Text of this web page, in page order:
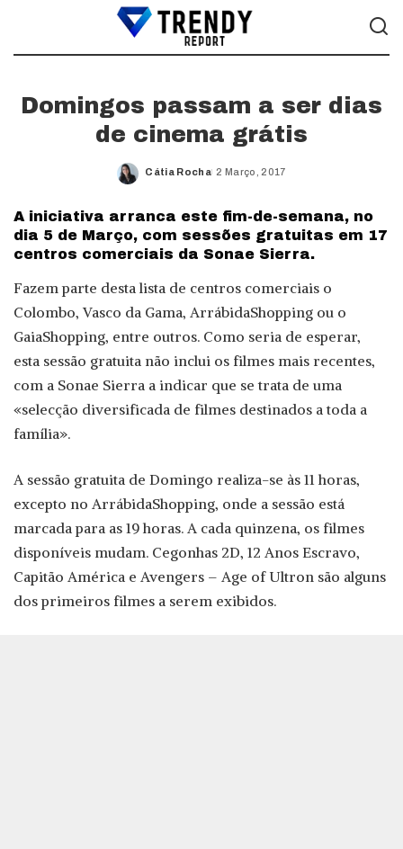
Domingos passam a ser dias
de cinema grátis
Posted
Cátia Rocha 2 Março, 2017
A iniciativa arranca este fim-de-semana, no
dia 5 de Março, com sessões gratuitas em 17
centros comerciais da Sonae Sierra.
Fazem parte desta lista de centros comerciais o
Colombo, Vasco da Gama, ArrábidaShopping ou o
GaiaShopping, entre outros. Como seria de esperar,
esta sessão gratuita não inclui os filmes mais recentes,
com a Sonae Sierra a indicar que se trata de uma
«selecção diversificada de filmes destinados a toda a
família».
A sessão gratuita de Domingo realiza-se às 11 horas,
excepto no ArrábidaShopping, onde a sessão está
marcada para as 19 horas. A cada quinzena, os filmes
disponíveis mudam. Cegonhas 2D, 12 Anos Escravo,
Capitão América e Avengers – Age of Ultron são alguns
dos primeiros filmes a serem exibidos.